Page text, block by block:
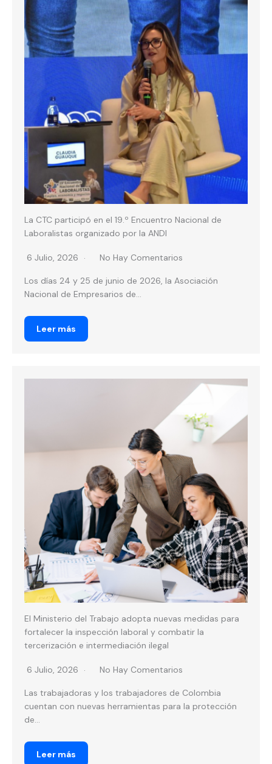
La CTC participó en el 19.º Encuentro Nacional de
Laboralistas organizado por la ANDI
6 Julio, 2026 No Hay Comentarios
Los días 24 y 25 de junio de 2026, la Asociación
Nacional de Empresarios de...
Leer más
El Ministerio del Trabajo adopta nuevas medidas para
fortalecer la inspección laboral y combatir la
tercerización e intermediación ilegal
6 Julio, 2026 No Hay Comentarios
Las trabajadoras y los trabajadores de Colombia
cuentan con nuevas herramientas para la protección
de...
Leer más